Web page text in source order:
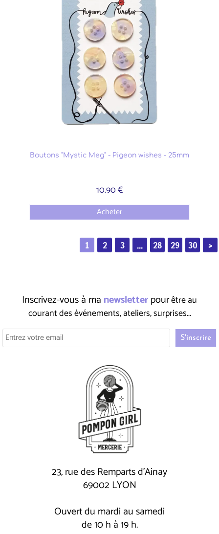
Boutons "Mystic Meg" - Pigeon wishes - 25mm
10.90 €
Acheter
1 2 3 ... 28 29 30 >
Inscrivez-vous à ma newsletterpourêtre au
courant des événements, ateliers, surprises...
23, rue des Remparts d'Ainay
69002 LYON
Ouvert du mardi au samedi
de 10 h à 19 h.